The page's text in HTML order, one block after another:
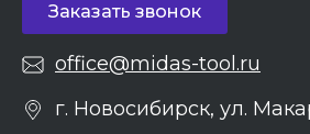
Заказать звонок
office@midas-tool.ru
г. Новосибирск, ул.